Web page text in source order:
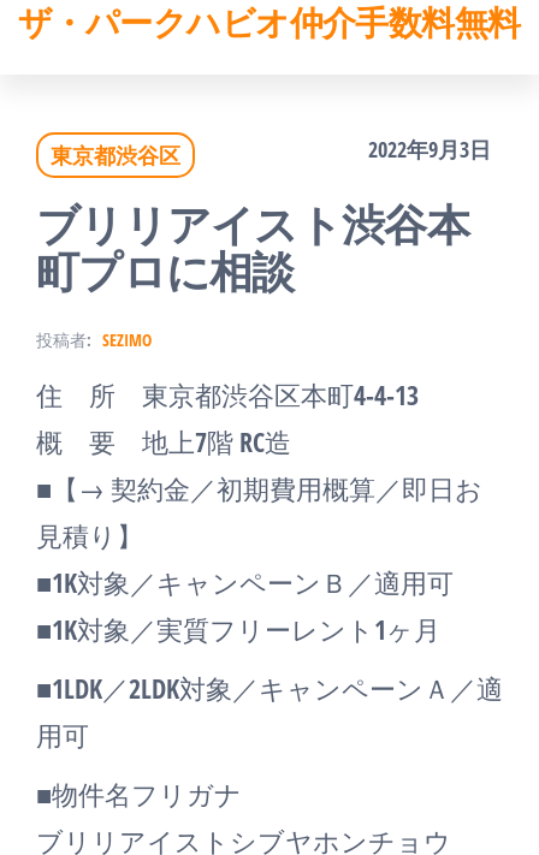
コザ・パークハビオ仲介手数料無料
東京都渋谷区 2022年9月3日
ブリリアイスト渋谷本
町プロに相談
投稿者: SEZIMO
住 所 東京都渋谷区本町4-4-13
概 要 地上7階 RC造
■【→ 契約金／初期費用概算／即日お
見積り】
■1K対象／キャンペーンＢ／適用可
■1K対象／実質フリーレント1ヶ月
■1LDK／2LDK対象／キャンペーンＡ／適
用可
■物件名フリガナ
ブリリアイストシブヤホンチョウ